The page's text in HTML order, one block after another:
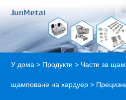
У дома > Продукти > Части за
щамповане на хардуер >